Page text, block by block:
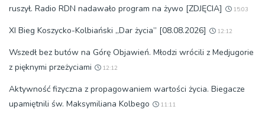
ruszył. Radio RDN nadawało program na żywo [ZDJĘCIA]
15:03
XI Bieg Koszycko-Kolbiański „Dar życia” [08.08.2026] 12:12
Wszedł bez butów na Górę Objawień. Młodzi wrócili z Medjugorie
z pięknymi przeżyciami
12:12
Aktywność fizyczna z propagowaniem wartości życia. Biegacze
upamiętnili św. Maksymiliana Kolbego
11:11